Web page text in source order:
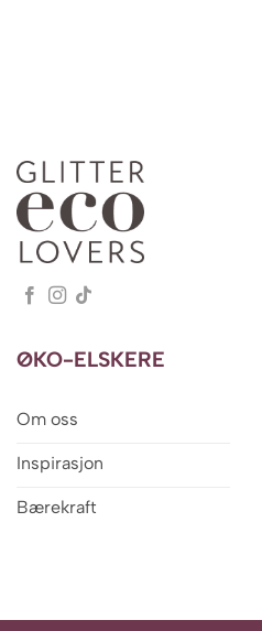
ØKO-ELSKERE
Om oss
Inspirasjon
Bærekraft